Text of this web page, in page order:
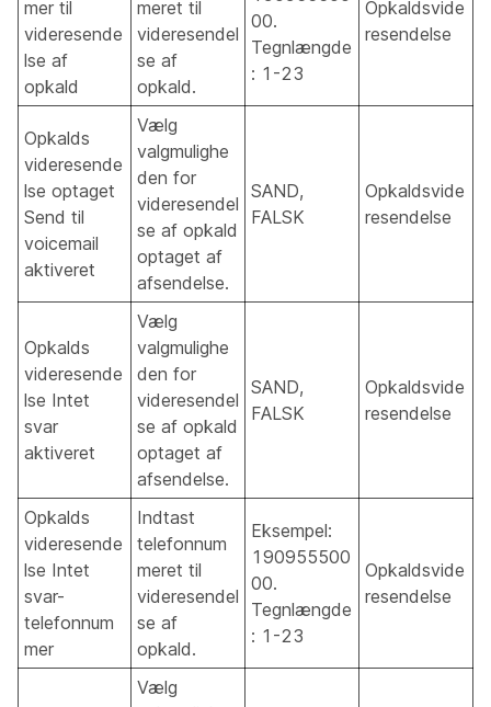
mer til
videresende
lse af
opkald
meret til
videresendel
se af
opkald.
00.
Tegnlængde
: 1-23
Opkaldsvide
resendelse
Opkalds
videresende
lse optaget
Send til
voicemail
aktiveret
Vælg
valgmulighe
den for
videresendel
se af opkald
optaget af
afsendelse.
SAND,
FALSK
Opkaldsvide
resendelse
Opkalds
videresende
lse Intet
svar
aktiveret
Vælg
valgmulighe
den for
videresendel
se af opkald
optaget af
afsendelse.
SAND,
FALSK
Opkaldsvide
resendelse
Opkalds
videresende
lse Intet
svar-
telefonnum
mer
Indtast
telefonnum
meret til
videresendel
se af
opkald.
Eksempel:
190955500
00.
Tegnlængde
: 1-23
Opkaldsvide
resendelse
Vælg